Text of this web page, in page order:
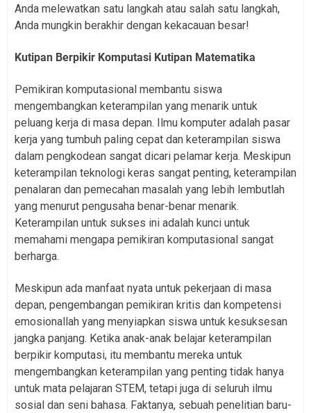
Anda melewatkan satu langkah atau salah satu langkah,
Anda mungkin berakhir dengan kekacauan besar!
Kutipan Berpikir Komputasi Kutipan Matematika
Pemikiran komputasional membantu siswa
mengembangkan keterampilan yang menarik untuk
peluang kerja di masa depan. Ilmu komputer adalah pasar
kerja yang tumbuh paling cepat dan keterampilan siswa
dalam pengkodean sangat dicari pelamar kerja. Meskipun
keterampilan teknologi keras sangat penting, keterampilan
penalaran dan pemecahan masalah yang lebih lembutlah
yang menurut pengusaha benar-benar menarik.
Keterampilan untuk sukses ini adalah kunci untuk
memahami mengapa pemikiran komputasional sangat
berharga.
Meskipun ada manfaat nyata untuk pekerjaan di masa
depan, pengembangan pemikiran kritis dan kompetensi
emosionallah yang menyiapkan siswa untuk kesuksesan
jangka panjang. Ketika anak-anak belajar keterampilan
berpikir komputasi, itu membantu mereka untuk
mengembangkan keterampilan yang penting tidak hanya
untuk mata pelajaran STEM, tetapi juga di seluruh ilmu
sosial dan seni bahasa. Faktanya, sebuah penelitian baru-